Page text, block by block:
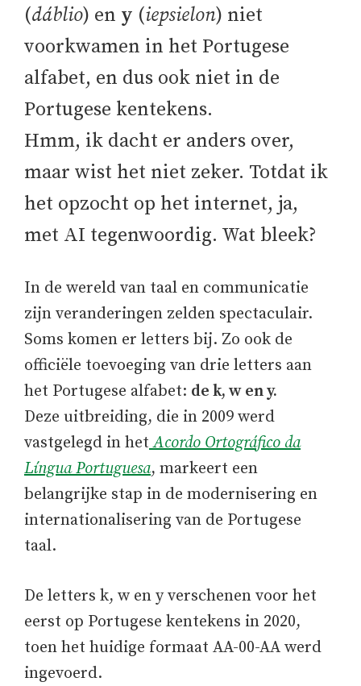
(dáblio) en y (iepsielon) niet
voorkwamen in het Portugese
alfabet, en dus ook niet in de
Portugese kentekens.
Hmm, ik dacht er anders over,
maar wist het niet zeker. Totdat ik
het opzocht op het internet, ja,
met AI tegenwoordig. Wat bleek?
In de wereld van taal en communicatie
zijn veranderingen zelden spectaculair.
Soms komen er letters bij. Zo ook de
officiële toevoeging van drie letters aan
het Portugese alfabet: de k, w en y.
Deze uitbreiding, die in 2009 werd
vastgelegd in hetAcordo Ortográfico da
Língua Portuguesa, markeert een
belangrijke stap in de modernisering en
internationalisering van de Portugese
taal.
De letters k, w en y verschenen voor het
eerst op Portugese kentekens in 2020,
toen het huidige formaat AA-00-AA werd
ingevoerd.